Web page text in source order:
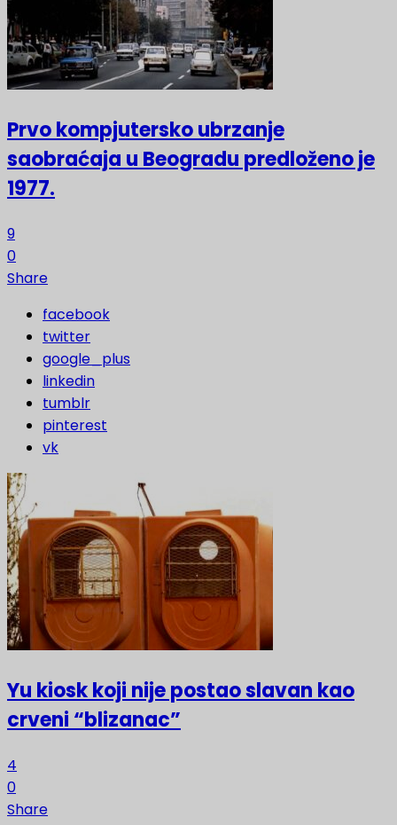
Prvo kompjutersko ubrzanje
saobraćaja u Beogradu predloženo je
1977.
9
0
Share
facebook
twitter
google_plus
linkedin
tumblr
pinterest
vk
Yu kiosk koji nije postao slavan kao
crveni “blizanac”
4
0
Share